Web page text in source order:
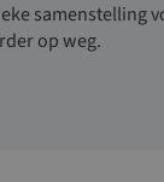
samenstelling
op weg.